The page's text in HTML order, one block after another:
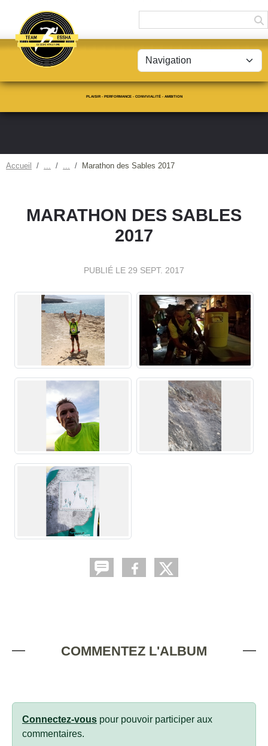
PLAISIR - PERFORMANCE - CONVIVIALITÉ - AMBITION
Accueil Marathon des Sables 2017
MARATHON DES SABLES
2017
PUBLIÉ LE 29 SEPT. 2017
COMMENTEZ L'ALBUM
Connectez-vous pour pouvoir participer aux
commentaires.